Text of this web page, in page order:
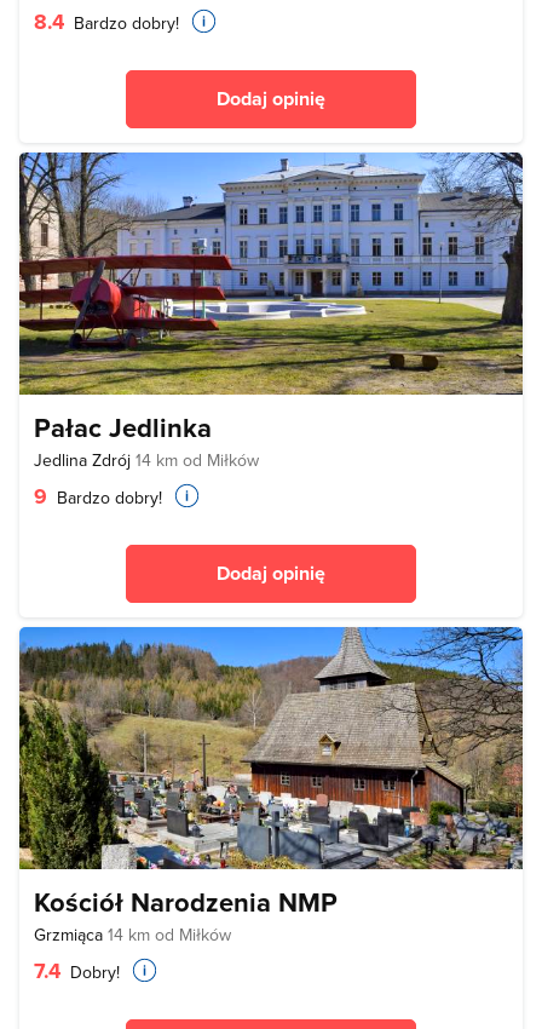
8.4 Bardzo dobry!
Dodaj opinię
Pałac Jedlinka
Jedlina Zdrój 14 km od Miłków
9 Bardzo dobry!
Dodaj opinię
Kościół Narodzenia NMP
Grzmiąca 14 km od Miłków
7.4 Dobry!